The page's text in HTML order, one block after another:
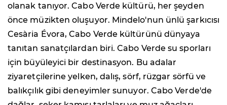
olanak tanıyor. Cabo Verde kültürü, her şeyden
önce müzikten oluşuyor. Mindelo'nun ünlü şarkıcısı
Cesària Évora, Cabo Verde kültürünü dünyaya
tanıtan sanatçılardan biri. Cabo Verde su sporları
için büyüleyici bir destinasyon. Bu adalar
ziyaretçilerine yelken, dalış, sörf, rüzgar sörfü ve
balıkçılık gibi deneyimler sunuyor. Cabo Verde'de